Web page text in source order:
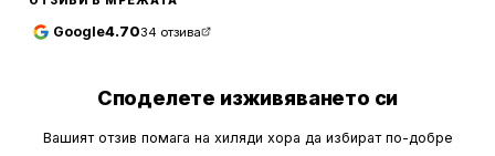
Google4.7034 отзива
Споделете изживяването си
Вашият отзив помага на хиляди хора да избират по-добре